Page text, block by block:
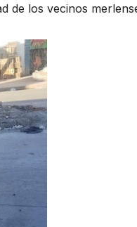
de los vecinos